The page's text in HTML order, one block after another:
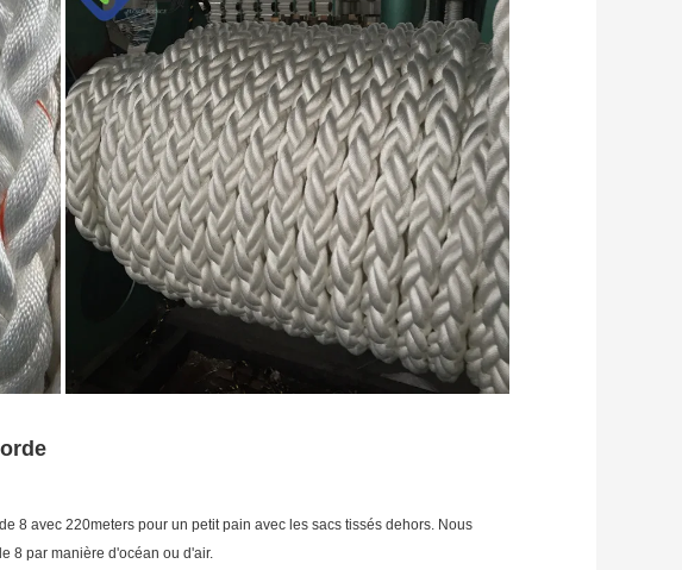
8 avec 220meters pour un petit pain avec les sacs tissés dehors. Nous
8 par manière d'océan ou d'air.